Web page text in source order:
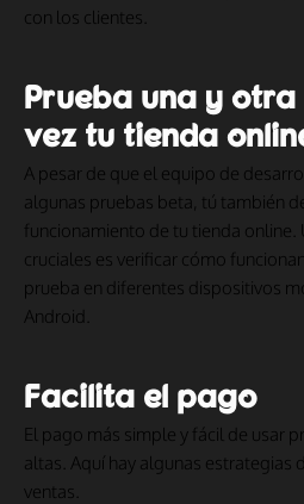
con los clientes.
Prueba una y otra
vez tu tienda
A pesar de que el equipo de
algunas pruebas beta, tú también
funcionamiento de tu tienda online.
cruciales es verificar cómo
prueba en diferentes dispositivos
Android.
Facilita el pago
El pago más simple y fácil de usar
altas. Aquí hay algunas estrategias
ventas.